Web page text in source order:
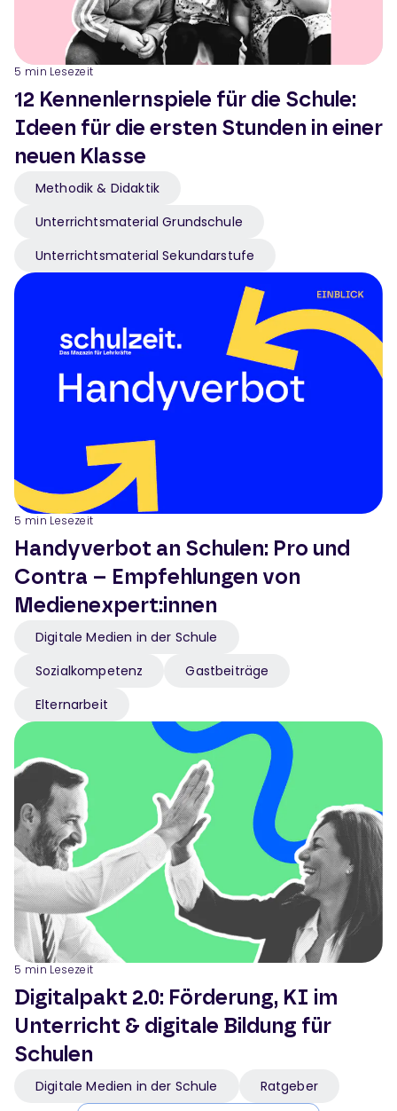
5 min Lesezeit
12 Kennenlernspiele für die Schule:
Ideen für die ersten Stunden in einer
neuen Klasse
Methodik & Didaktik
Unterrichtsmaterial Grundschule
Unterrichtsmaterial Sekundarstufe
5 min Lesezeit
Handyverbot an Schulen: Pro und
Contra – Empfehlungen von
Medienexpert:innen
Digitale Medien in der Schule
Sozialkompetenz
Gastbeiträge
Elternarbeit
5 min Lesezeit
Digitalpakt 2.0: Förderung, KI im
Unterricht & digitale Bildung für
Schulen
Digitale Medien in der Schule Ratgeber